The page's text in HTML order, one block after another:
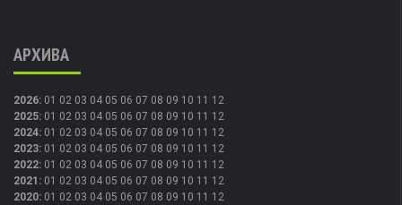
АРХИВА
2026: 01 02 03 04 05 06 07 08 09 10 11 12
2025: 01 02 03 04 05 06 07 08 09 10 11 12
2024: 01 02 03 04 05 06 07 08 09 10 11 12
2023: 01 02 03 04 05 06 07 08 09 10 11 12
2022: 01 02 03 04 05 06 07 08 09 10 11 12
2021 : 01 02 03 04 05 06 07 08 09 10 11 12
2020: 01 02 03 04 05 06 07 08 09 10 11 12